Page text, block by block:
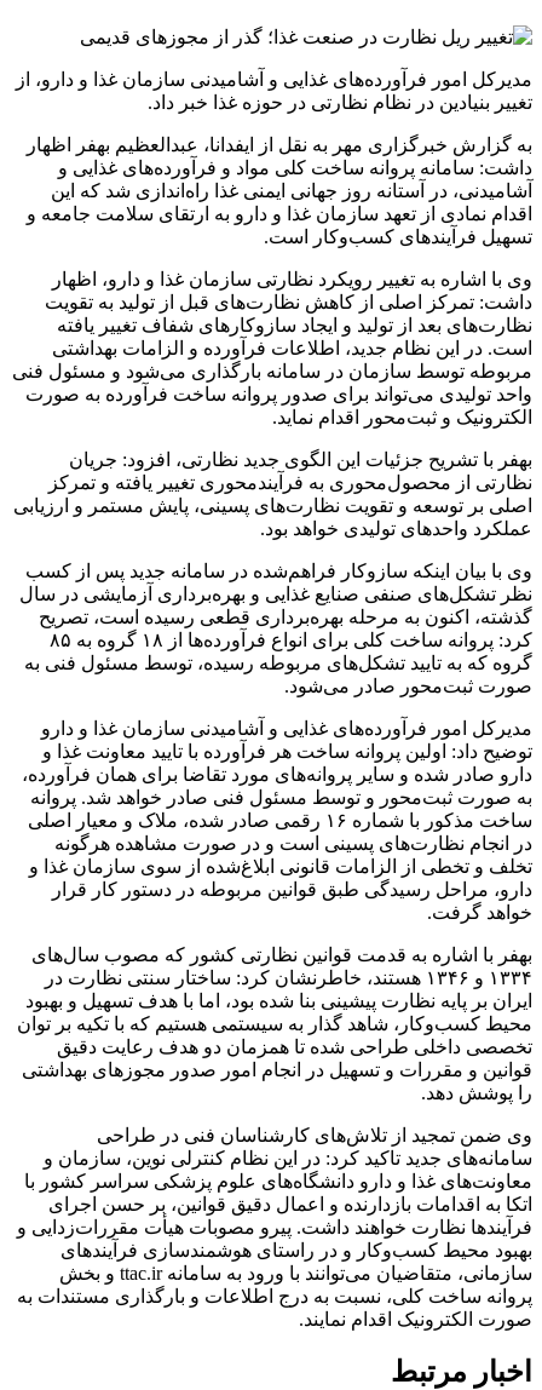
مدیرکل امور فرآورده‌های غذایی و آشامیدنی سازمان غذا و دارو، از
تغییر بنیادین در نظام نظارتی در حوزه غذا خبر داد.
به گزارش خبرگزاری مهر به نقل از ایفدانا، عبدالعظیم بهفر اظهار
داشت: سامانه پروانه ساخت کلی مواد و فرآورده‌های غذایی و
آشامیدنی، در آستانه روز جهانی ایمنی غذا راه‌اندازی شد که این
اقدام نمادی از تعهد سازمان غذا و دارو به ارتقای سلامت جامعه و
تسهیل فرآیندهای کسب‌وکار است.
وی با اشاره به تغییر رویکرد نظارتی سازمان غذا و دارو، اظهار
داشت: تمرکز اصلی از کاهش نظارت‌های قبل از تولید به تقویت
نظارت‌های بعد از تولید و ایجاد سازوکارهای شفاف تغییر یافته
است. در این نظام جدید، اطلاعات فرآورده و الزامات بهداشتی
مربوطه توسط سازمان در سامانه بارگذاری می‌شود و مسئول فنی
واحد تولیدی می‌تواند برای صدور پروانه ساخت فرآورده به صورت
الکترونیک و ثبت‌محور اقدام نماید.
بهفر با تشریح جزئیات این الگوی جدید نظارتی، افزود: جریان
نظارتی از محصول‌محوری به فرآیندمحوری تغییر یافته و تمرکز
اصلی بر توسعه و تقویت نظارت‌های پسینی، پایش مستمر و ارزیابی
عملکرد واحدهای تولیدی خواهد بود.
وی با بیان اینکه سازوکار فراهم‌شده در سامانه جدید پس از کسب
نظر تشکل‌های صنفی صنایع غذایی و بهره‌برداری آزمایشی در سال
گذشته، اکنون به مرحله بهره‌برداری قطعی رسیده است، تصریح
کرد: پروانه ساخت کلی برای انواع فرآورده‌ها از ۱۸ گروه به ۸۵
گروه که به تایید تشکل‌های مربوطه رسیده، توسط مسئول فنی به
صورت ثبت‌محور صادر می‌شود.
مدیرکل امور فرآورده‌های غذایی و آشامیدنی سازمان غذا و دارو
توضیح داد: اولین پروانه ساخت هر فرآورده با تایید معاونت غذا و
دارو صادر شده و سایر پروانه‌های مورد تقاضا برای همان فرآورده،
به صورت ثبت‌محور و توسط مسئول فنی صادر خواهد شد. پروانه
ساخت مذکور با شماره ۱۶ رقمی صادر شده، ملاک و معیار اصلی
در انجام نظارت‌های پسینی است و در صورت مشاهده هرگونه
تخلف و تخطی از الزامات قانونی ابلاغ‌شده از سوی سازمان غذا و
دارو، مراحل رسیدگی طبق قوانین مربوطه در دستور کار قرار
خواهد گرفت.
بهفر با اشاره به قدمت قوانین نظارتی کشور که مصوب سال‌های
۱۳۳۴ و ۱۳۴۶ هستند، خاطرنشان کرد: ساختار سنتی نظارت در
ایران بر پایه نظارت پیشینی بنا شده بود، اما با هدف تسهیل و بهبود
محیط کسب‌وکار، شاهد گذار به سیستمی هستیم که با تکیه بر توان
تخصصی داخلی طراحی شده تا همزمان دو هدف رعایت دقیق
قوانین و مقررات و تسهیل در انجام امور صدور مجوزهای بهداشتی
را پوشش دهد.
وی ضمن تمجید از تلاش‌های کارشناسان فنی در طراحی
سامانه‌های جدید تاکید کرد: در این نظام کنترلی نوین، سازمان و
معاونت‌های غذا و دارو دانشگاه‌های علوم پزشکی سراسر کشور با
اتکا به اقدامات بازدارنده و اعمال دقیق قوانین، بر حسن اجرای
فرآیندها نظارت خواهند داشت. پیرو مصوبات هیأت مقررات‌زدایی و
بهبود محیط کسب‌وکار و در راستای هوشمندسازی فرآیندهای
سازمانی، متقاضیان می‌توانند با ورود به سامانه ttac.ir و بخش
پروانه ساخت کلی، نسبت به درج اطلاعات و بارگذاری مستندات به
صورت الکترونیک اقدام نمایند.
اخبار مرتبط